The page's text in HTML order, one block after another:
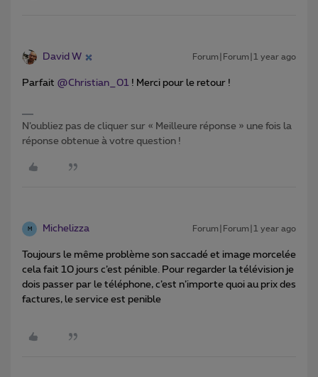
David W Forum|Forum|1 year ago
Parfait @Christian_01 ! Merci pour le retour !
N’oubliez pas de cliquer sur « Meilleure réponse » une fois la
réponse obtenue à votre question !
M Michelizza Forum|Forum|1 year ago
Toujours le même problème son saccadé et image morcelée
cela fait 10 jours c’est pénible. Pour regarder la télévision je
dois passer par le téléphone, c’est n’importe quoi au prix des
factures, le service est penible